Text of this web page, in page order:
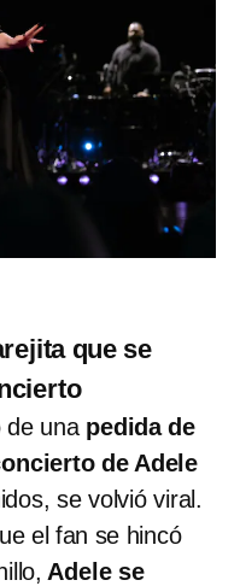
que se
de una pedida de
de Adele
se volvió viral.
el fan se hincó
Adele se